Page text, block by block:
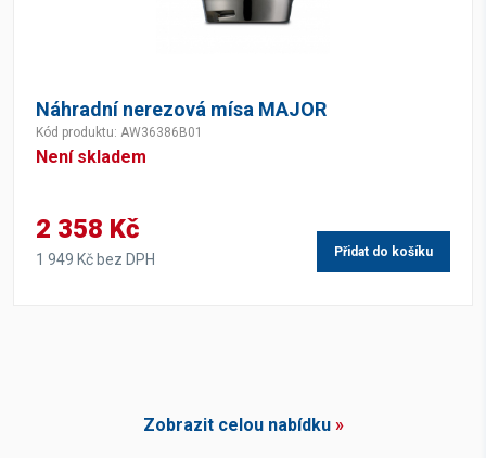
Náhradní nerezová mísa MAJOR
Kód produktu: AW36386B01
Není skladem
2 358 Kč
1 949 Kč bez DPH Přidat do košíku
Zobrazit celou nabídku»